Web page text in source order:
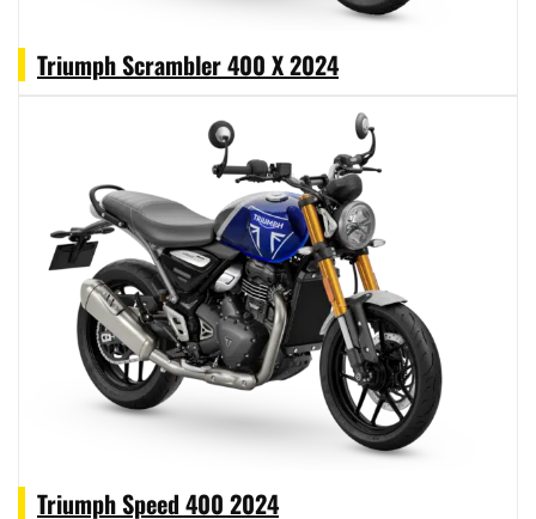
Triumph Scrambler 400 X 2024
Triumph Speed 400 2024